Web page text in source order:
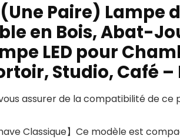
Paire) Lampe
en Bois, Abat-
LED pour
Studio, Café –
assurer de la compatibilité de
Classique】Ce modèle est